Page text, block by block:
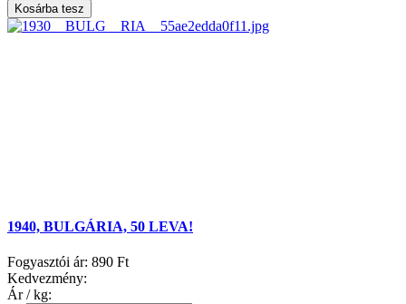
1940, BULGÁRIA, 50 LEVA!
Fogyasztói ár: 890 Ft
Kedvezmény:
Ár / kg: